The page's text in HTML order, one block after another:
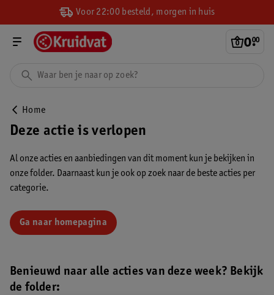
Voor 22:00 besteld, morgen in huis
0.
00
Home
Deze actie is verlopen
Al onze acties en aanbiedingen van dit moment kun je bekijken in
onze folder. Daarnaast kun je ook op zoek naar de beste acties per
categorie.
Ga naar homepagina
Benieuwd naar alle acties van deze week? Bekijk
de folder: